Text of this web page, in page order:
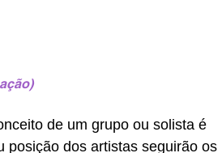
de um grupo ou solista é
posição dos artistas seguirão os